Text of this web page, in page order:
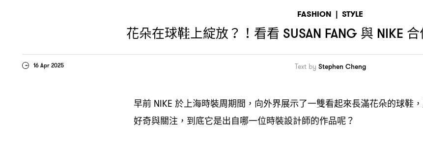
FASHION | STYLE
花朵在球鞋上綻放 ？！ 看看 SUSAN FANG 與 NIKE
16 Apr 2025 Text by Stephen Cheng
早前 NIKE 於上海時裝周期間 ， 向外界展示了一雙看起來長滿花朵的球鞋 ，
好奇與關注 ， 到底它是出自哪一位時裝設計師的作品呢？